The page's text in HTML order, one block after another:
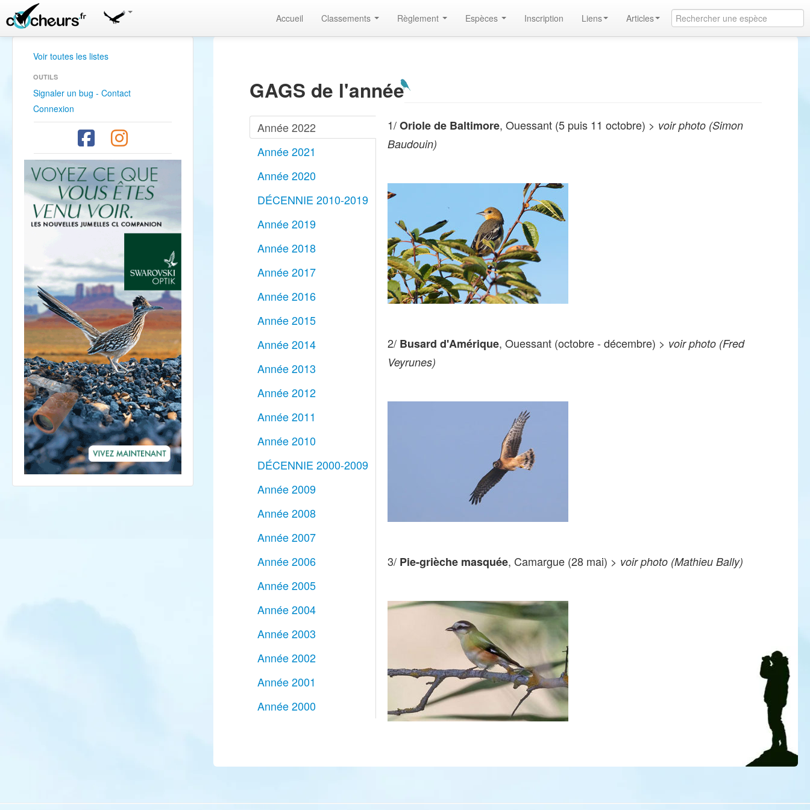
Accueil Classements Règlement Espèces Inscription Liens Articles
Voir toutes les listes
OUTILS
Signaler un bug - Contact
Connexion
GAGS de l'année
Année 2022
Année 2021
Année 2020
DÉCENNIE 2010-2019
Année 2019
Année 2018
Année 2017
Année 2016
Année 2015
Année 2014
Année 2013
Année 2012
Année 2011
Année 2010
DÉCENNIE 2000-2009
Année 2009
Année 2008
Année 2007
Année 2006
Année 2005
Année 2004
Année 2003
Année 2002
Année 2001
Année 2000
1/Oriole de Baltimore, Ouessant (5 puis 11 octobre) > voir photo (Simon
Baudouin)
2/ Busard d'Amérique, Ouessant (octobre - décembre) > voir photo (Fred
Veyrunes)
3/ Pie-grièche masquée, Camargue (28 mai) > voir photo (Mathieu Bally)